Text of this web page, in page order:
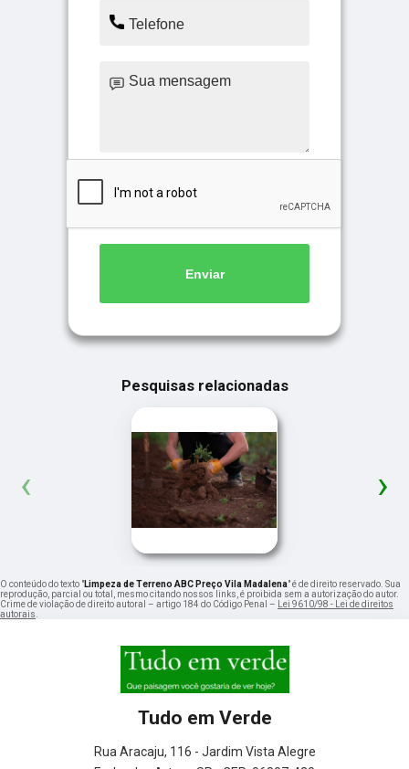
Enviar
Pesquisas relacionadas
‹ ›
O conteúdo do texto "Limpeza de Terreno ABC Preço Vila Madalena" é de direito reservado. Sua
reprodução, parcial ou total, mesmo citando nossos links, é proibida sem a autorização do autor.
Crime de violação de direito autoral – artigo 184 do Código Penal –
Lei 9610/98 - Lei de direitos
autorais
Tudo em Verde
Rua Aracaju, 116 - Jardim Vista Alegre